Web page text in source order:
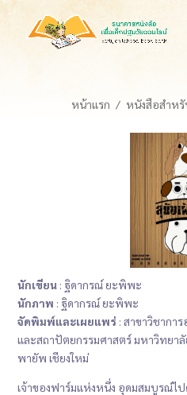
หน้าแรก หนังสือสำหรั
นักเขียน : ฐิดากรณ์ ยะพิพะ
นักภาพ : ฐิดากรณ์ ยะพิพะ
จัดพิมพ์และเผยแพร่ : สาขาวิชากา
และสถาปัตยกรรมศาสตร์ มหาวิทยา
พายัพ เชียงใหม่
เจ้าของฟาร์มแห่งหนึ่ง อุดมสมบูรณ์ไ